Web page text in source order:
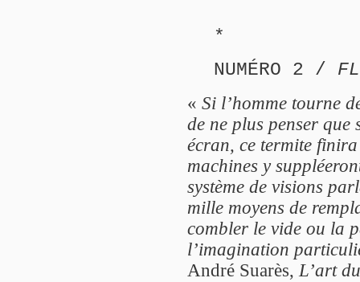
*
NUMÉRO 2 /
« Si l’homme tourne
de ne plus penser que
écran, ce termite
machines y
système de visions
mille moyens de
combler le vide ou la
l’imagination
André Suarès,L’art